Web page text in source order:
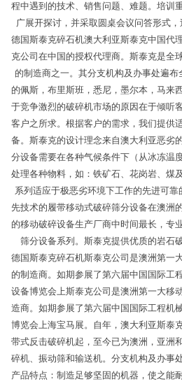
程中遇到的技术、销售问题、难题。培训
广展开探讨，并采取圆桌会议问答形式，
德国斯泰克碎石机澳大利亚斯泰克中国代
克公司在中国的授权代理商。斯泰克是全
的制造商之一。其分支机构及办事处遍
的佩斯，布里斯班，悉尼，墨尔本，马来
于竞争激烈的破碎机市场的原因在于倾听
客户之所求。根据客户的需求，我们提供
备。斯泰克的设计理念来自澳大利亚恶劣
分设备需要在各种气候条件下（从冰冻温
处理各种物料，如：铁矿石、花岗岩、煤
系列适应于极恶劣环境下工作的先进可
先技术的履带移动式破碎筛分设备在澳洲
的移动破碎设备生产厂商中时间最长，专
筛分设备系列。斯泰克提供优质的岩石
德国斯泰克碎石机斯泰克公司是澳洲第一
的制造商。如期参展了第六届中国国际工
设备博览会上斯泰克公司是澳洲第一大移
造商。如期参展了第六届中国国际工程机
博览会上海宝马展。自年，澳大利亚斯泰
带式反击破碎机起，至今已为澳洲，亚洲
碎机、振动筛和输送机。分支机构及办事
产品特点：制造足够坚固的机器，使之能